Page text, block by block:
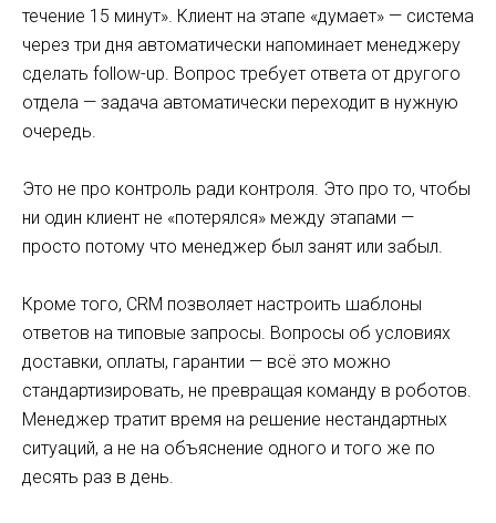
течение 15 минут». Клиент на этапе «думает» — система
через три дня автоматически напоминает менеджеру
сделать follow-up. Вопрос требует ответа от другого
отдела — задача автоматически переходит в нужную
очередь.
Это не про контроль ради контроля. Это про то, чтобы
ни один клиент не «потерялся» между этапами —
просто потому что менеджер был занят или забыл.
Кроме того, CRM позволяет настроить шаблоны
ответов на типовые запросы. Вопросы об условиях
доставки, оплаты, гарантии — всё это можно
стандартизировать, не превращая команду в роботов.
Менеджер тратит время на решение нестандартных
ситуаций, а не на объяснение одного и того же по
десять раз в день.